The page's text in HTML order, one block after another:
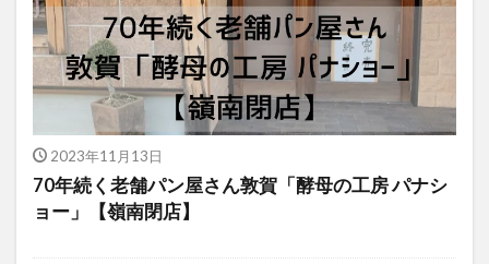
2023年11月13日
70年続く老舗パン屋さん敦賀「酵母の工房 パナシ
ョー」【嶺南閉店】